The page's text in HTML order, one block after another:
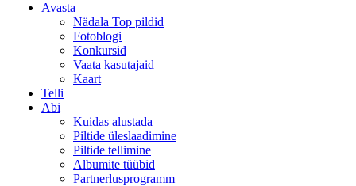
Avasta
Nädala Top pildid
Fotoblogi
Konkursid
Vaata kasutajaid
Kaart
Telli
Abi
Kuidas alustada
Piltide üleslaadimine
Piltide tellimine
Albumite tüübid
Partnerlusprogramm